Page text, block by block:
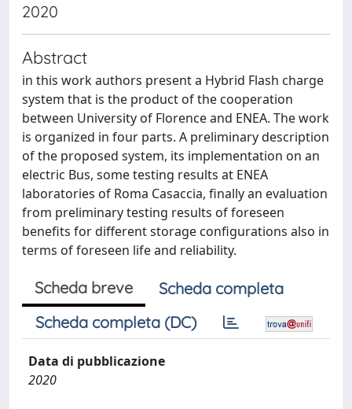
2020
Abstract
in this work authors present a Hybrid Flash charge
system that is the product of the cooperation
between University of Florence and ENEA. The work
is organized in four parts. A preliminary description
of the proposed system, its implementation on an
electric Bus, some testing results at ENEA
laboratories of Roma Casaccia, finally an evaluation
from preliminary testing results of foreseen
benefits for different storage configurations also in
terms of foreseen life and reliability.
Scheda breve
Scheda completa
Scheda completa (DC)
Data di pubblicazione
2020